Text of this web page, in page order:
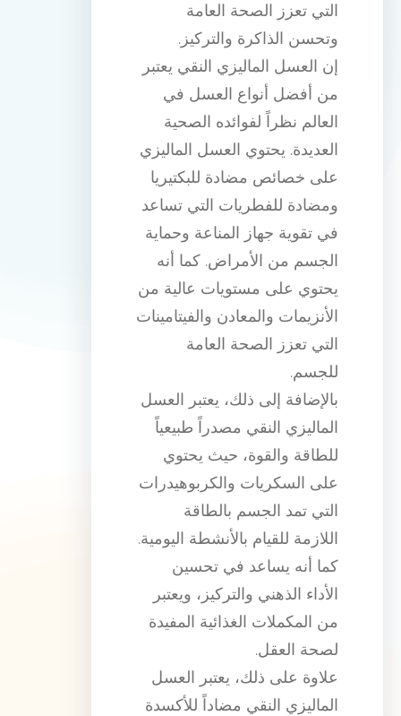
التي تعزز الصحة العامة
وتحسن الذاكرة والتركيز.
إن العسل الماليزي النقي يعتبر
من أفضل أنواع العسل في
العالم نظراً لفوائده الصحية
العديدة. يحتوي العسل الماليزي
على خصائص مضادة للبكتيريا
ومضادة للفطريات التي تساعد
في تقوية جهاز المناعة وحماية
الجسم من الأمراض. كما أنه
يحتوي على مستويات عالية من
الأنزيمات والمعادن والفيتامينات
التي تعزز الصحة العامة
للجسم.
بالإضافة إلى ذلك، يعتبر العسل
الماليزي النقي مصدراً طبيعياً
للطاقة والقوة، حيث يحتوي
على السكريات والكربوهيدرات
التي تمد الجسم بالطاقة
اللازمة للقيام بالأنشطة اليومية.
كما أنه يساعد في تحسين
الأداء الذهني والتركيز، ويعتبر
من المكملات الغذائية المفيدة
لصحة العقل.
علاوة على ذلك، يعتبر العسل
الماليزي النقي مضاداً للأكسدة